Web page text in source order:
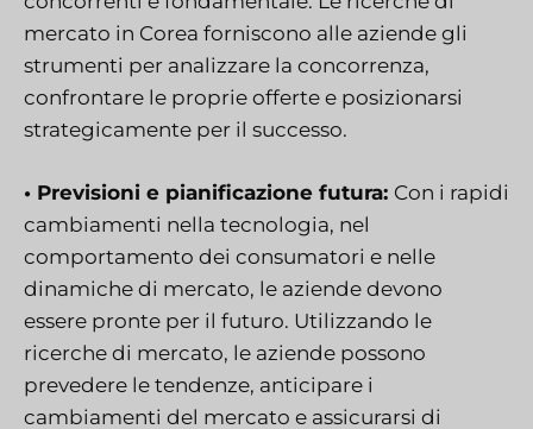
mercato in Corea forniscono alle aziende gli
strumenti per analizzare la concorrenza,
confrontare le proprie offerte e posizionarsi
strategicamente per il successo.
• Previsioni e pianificazione futura: Con i rapidi
cambiamenti nella tecnologia, nel
comportamento dei consumatori e nelle
dinamiche di mercato, le aziende devono
essere pronte per il futuro. Utilizzando le
ricerche di mercato, le aziende possono
prevedere le tendenze, anticipare i
cambiamenti del mercato e assicurarsi di